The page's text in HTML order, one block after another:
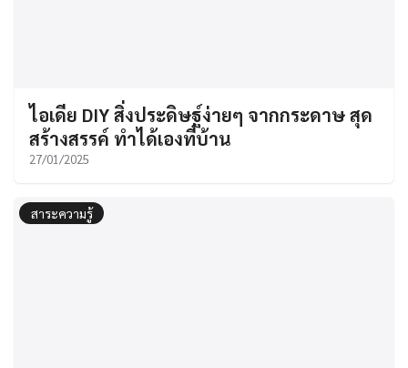
ไอเดีย DIY สิ่งประดิษฐ์ง่ายๆ จากกระดาษ สุด
สร้างสรรค์ ทำได้เองที่บ้าน
27/01/2025
สาระความรู้